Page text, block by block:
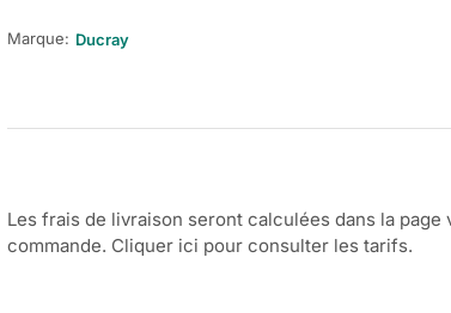
Marque: Ducray
Les frais de livraison seront calculées dans la page
commande. Cliquer ici pour consulter les tarifs.